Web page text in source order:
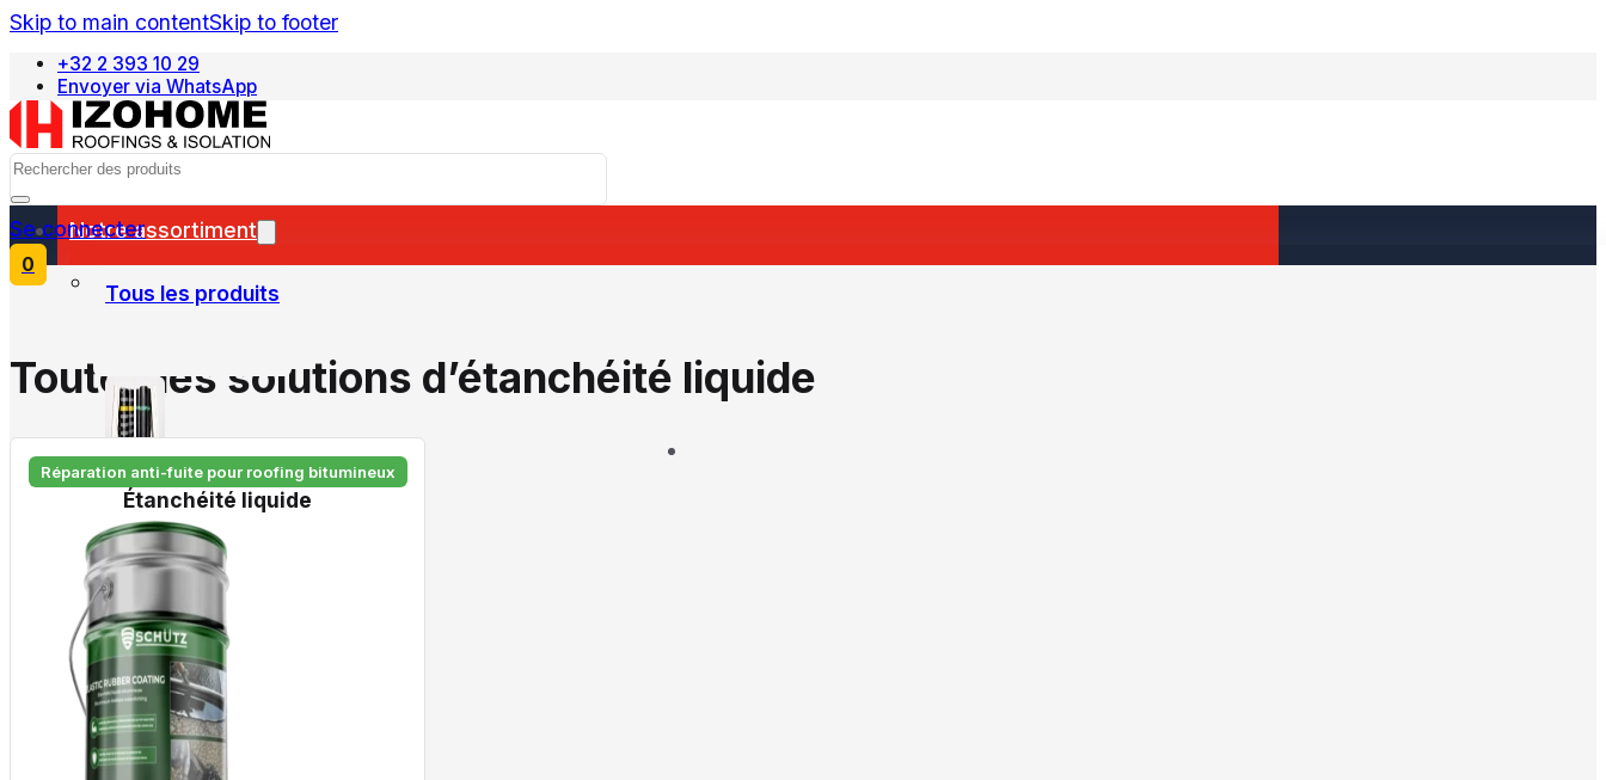
Skip to main contentSkip to footer
+32 2 393 10 29
Envoyer via WhatsApp
Nederlands
Search
Se connecter
0
Notre assortiment
Tous les produits
Pack toiture plate
Primaire toiture
Toutes les solutions d’étanchéité liquide
Réparation anti-fuite pour roofing bitumineux
Étanchéité liquide